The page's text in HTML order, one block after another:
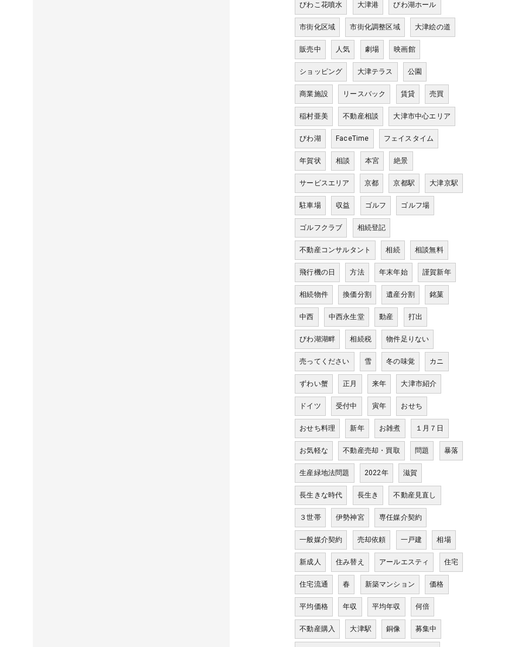
びわこ花噴水 大津港 びわ湖ホール
市街化区域 市街化調整区域 大津絵の道
販売中 人気 劇場 映画館
ショッピング 大津テラス 公園
商業施設 リースバック 賃貸 売買
稲村亜美 不動産相談 大津市中心エリア
びわ湖 FaceTime フェイスタイム
年賀状 相談 本宮 絶景
サービスエリア 京都 京都駅 大津京駅
駐車場 収益 ゴルフ ゴルフ場
ゴルフクラブ 相続登記
不動産コンサルタント 相続 相談無料
飛行機の日 方法 年末年始 謹賀新年
相続物件 換価分割 遺産分割 銘菓
中西 中西永生堂 動産 打出
びわ湖湖畔 相続税 物件足りない
売ってください 雪 冬の味覚 カニ
ずわい蟹 正月 来年 大津市紹介
ドイツ 受付中 寅年 おせち
おせち料理 新年 お雑煮 １月７日
お気軽な 不動産売却・買取 問題 暴落
生産緑地法問題 2022年 滋賀
長生きな時代 長生き 不動産見直し
３世帯 伊勢神宮 専任媒介契約
一般媒介契約 売却依頼 一戸建 相場
新成人 住み替え アールエスティ 住宅
住宅流通 春 新築マンション 価格
平均価格 年収 平均年収 何倍
不動産購入 大津駅 銅像 募集中